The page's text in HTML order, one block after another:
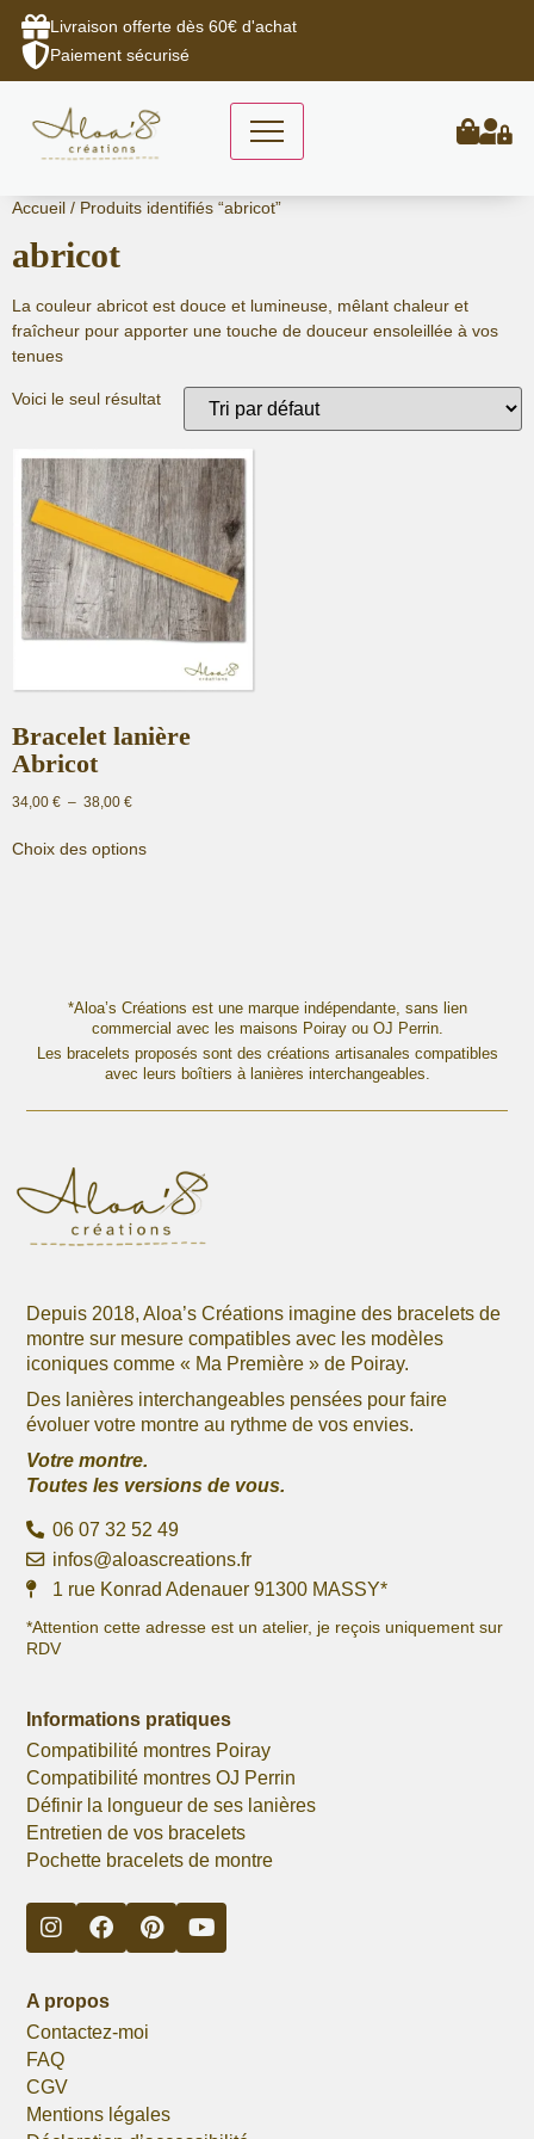
Livraison offerte dès 60€ d'achat
Paiement sécurisé
Aller
contenu
Accueil / Produits identifiés “abricot”
abricot
La couleur abricot est douce et lumineuse, mêlant chaleur et
fraîcheur pour apporter une touche de douceur ensoleillée à vos
tenues
Voici le seul résultat
Bracelet lanière
Abricot
34,00 € – 38,00 €Plage
prix :
Choix des optionsproduit
peuvent
être
choisies
sur
la
produit
*Aloa’s Créations est une marque indépendante, sans lien
commercial avec les maisons Poiray ou OJ Perrin.
Les bracelets proposés sont des créations artisanales compatibles
avec leurs boîtiers à lanières interchangeables.
Depuis 2018, Aloa’s Créations imagine des bracelets de
montre sur mesure compatibles avec les modèles
iconiques comme « Ma Première » de Poiray.
Des lanières interchangeables pensées pour faire
évoluer votre montre au rythme de vos envies.
Votre montre.
Toutes les versions de vous.
06 07 32 52 49
infos@aloascreations.fr
1 rue Konrad Adenauer 91300 MASSY*
*Attention cette adresse est un atelier, je reçois uniquement sur
RDV
Informations pratiques
Compatibilité montres Poiray
Compatibilité montres OJ Perrin
Définir la longueur de ses lanières
Entretien de vos bracelets
Pochette bracelets de montre
A propos
Contactez-moi
FAQ
CGV
Mentions légales